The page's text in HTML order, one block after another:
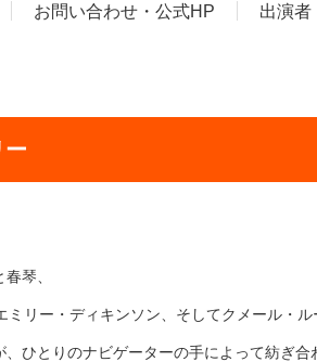
お問い合わせ・公式HP 出演者
ー
琴、
リー・ディキンソン、そしてクメール・
ひとりのナビゲーターの手によって紡ぎ合